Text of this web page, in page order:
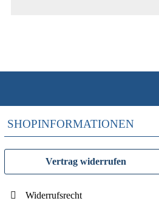
SHOPINFORMATIONEN
Vertrag widerrufen
Widerrufsrecht